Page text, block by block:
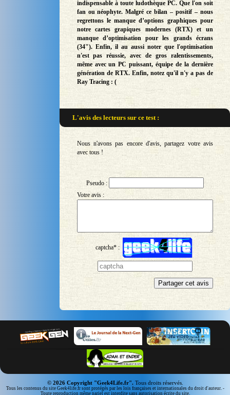
indispensable à toute ludothèque PC. Que l'on soit
fan ou néophyte. Malgré ce bilan – positif – nous
regrettons le manque d’options graphiques pour
notre cartes grapiques modernes (RTX) et un
manque d’optimisation pour les grands écrans
(34"). Enfin, il au aussi noter que l'optimisation
n'est pas réussie, avec de gros ralentissements,
même avec un PC puissant, équipe de la dernière
génération de RTX. Enfin, notez qu'il n'y a pas de
Ray Tracing : (
L'avis des lecteurs surce test :
Nous n'avons pas encore d'avis, partagez votre avis
avec tous !
Pseudo :
Votre avis :
captcha* :
© 2026 Copyright "Geek4Life.fr".Tous droits réservés.
Tous les contenus du site Geek4life.fr sont protégés par les lois françaises et internationales du droit d'auteur. -
Toute reproduction même pariel est interdite sans autorisation écrite du site.